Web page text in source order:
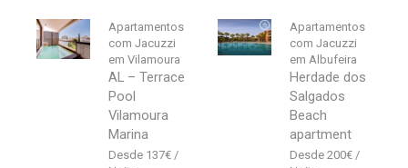
Apartamentos
com Jacuzzi
em Vilamoura
AL – Terrace
Pool
Vilamoura
Marina
137€
Apartamentos
com Jacuzzi
em Albufeira
Herdade dos
Salgados
Beach
apartment
200€